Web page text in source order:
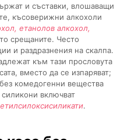
и съставки, влошаващи
късоверижни алкохоли
етанолов алкохол,
срещаните. Често
и раздразнения на скалпа.
към тази прословута
вместо да се изпаряват;
комедогенни вещества
включват
.